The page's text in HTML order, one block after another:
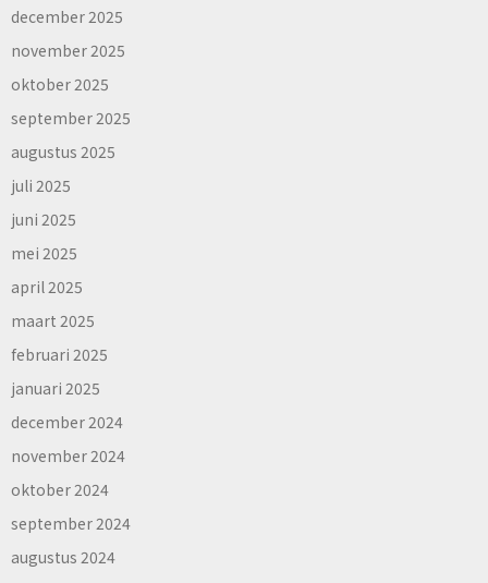
december 2025
november 2025
oktober 2025
september 2025
augustus 2025
juli 2025
juni 2025
mei 2025
april 2025
maart 2025
februari 2025
januari 2025
december 2024
november 2024
oktober 2024
september 2024
augustus 2024